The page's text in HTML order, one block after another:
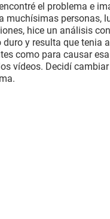
el problema e
muchísimas personas,
hice un análisis
y resulta que tenia
como para causar
vídeos. Decidí